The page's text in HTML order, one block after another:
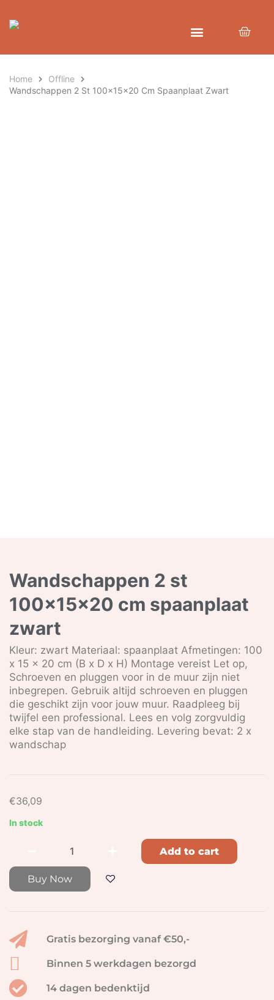
Home
Offline
Wandschappen 2 St 100x15x20 Cm Spaanplaat Zwart
Wandschappen 2 st
100x15x20 cm spaanplaat
zwart
Kleur: zwart Materiaal: spaanplaat Afmetingen: 100
x 15 x 20 cm (B x D x H) Montage vereist Let op,
Schroeven en pluggen voor in de muur zijn niet
inbegrepen. Gebruik altijd schroeven en pluggen
die geschikt zijn voor jouw muur. Raadpleeg bij
twijfel een professional. Lees en volg zorgvuldig
elke stap van de handleiding. Levering bevat: 2 x
wandschap
€36,09
In stock
Buy Now
Add to cart
Gratis bezorging vanaf €50,-
Binnen 5 werkdagen bezorgd
14 dagen bedenktijd